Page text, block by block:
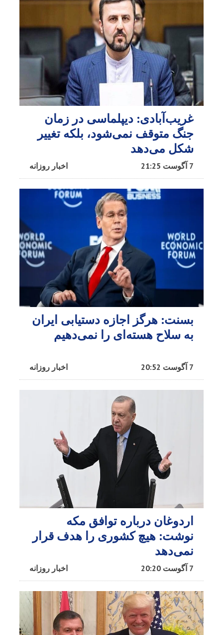
غریب‌آبادی: دیپلماسی در زمان
جنگ متوقف نمی‌شود، بلکه تغییر
شکل می‌دهد
اخبار روزانه 7 آگوست 21:25
بسنت: هرگز اجازه دستیابی ایران
به سلاح هسته‌ای را نمی‌دهیم
اخبار روزانه 7 آگوست 20:52
اردوغان درباره توافق مکه
نوشت: هیچ کشوری را هدف قرار
نمی‌دهد
اخبار روزانه 7 آگوست 20:20